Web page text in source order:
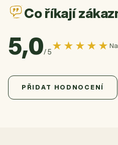
Co říkají
5,0/ 5★★★★★
5,0Průměrné hodnocení
4 hodnocení
PŘIDAT HODNOCENÍ